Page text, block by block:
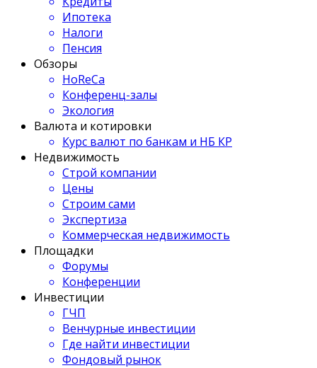
Ипотека
Налоги
Пенсия
Обзоры
HoReCa
Конференц-залы
Экология
Валюта и котировки
Курс валют по банкам и НБ КР
Недвижимость
Строй компании
Цены
Строим сами
Экспертиза
Коммерческая недвижимость
Площадки
Форумы
Конференции
Инвестиции
ГЧП
Венчурные инвестиции
Где найти инвестиции
Фондовый рынок